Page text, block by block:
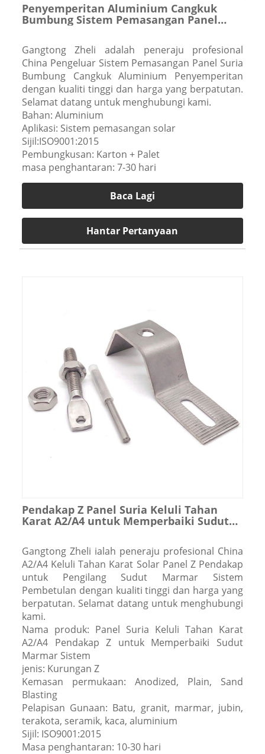
Penyemperitan Aluminium Cangkuk
Bumbung Sistem Pemasangan Panel
Gangtong Zheli adalah peneraju profesional
China Pengeluar Sistem Pemasangan Panel Suria
Bumbung Cangkuk Aluminium Penyemperitan
dengan kualiti tinggi dan harga yang berpatutan.
Selamat datang untuk menghubungi kami.
Bahan: Aluminium
Aplikasi: Sistem pemasangan solar
Sijil:ISO9001:2015
Pembungkusan: Karton + Palet
masa penghantaran: 7-30 hari
Baca Lagi
Hantar Pertanyaan
Pendakap Z Panel Suria Keluli Tahan
Karat A2/A4 untuk Memperbaiki Sudut
Gangtong Zheli ialah peneraju profesional China
A2/A4 Keluli Tahan Karat Solar Panel Z Pendakap
untuk Pengilang Sudut Marmar Sistem
Pembetulan dengan kualiti tinggi dan harga yang
berpatutan. Selamat datang untuk menghubungi
kami.
Nama produk: Panel Suria Keluli Tahan Karat
A2/A4 Pendakap Z untuk Memperbaiki Sudut
Marmar Sistem
jenis: Kurungan Z
Kemasan permukaan: Anodized, Plain, Sand
Blasting
Pelapisan Gunaan: Batu, granit, marmar, jubin,
terakota, seramik, kaca, aluminium
Sijil: ISO9001:2015
Masa penghantaran: 10-30 hari